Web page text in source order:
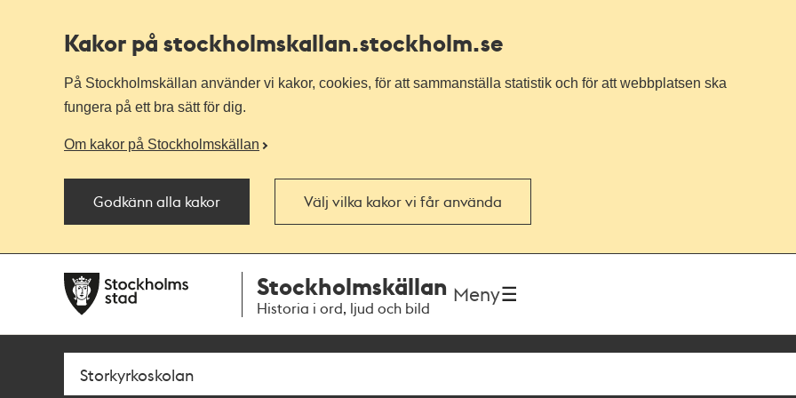
Kakor på stockholmskallan.stockholm.se
På Stockholmskällan använder vi kakor, cookies, för att sammanställa statistik och för att webbplatsen ska
fungera på ett bra sätt för dig.
Om kakor på Stockholmskällan
Godkänn alla kakor Välj vilka kakor vi får använda
navigationen
huvudinnehållet
Stockholmskällan
Historia i ord, ljud och bild
Meny
Sök